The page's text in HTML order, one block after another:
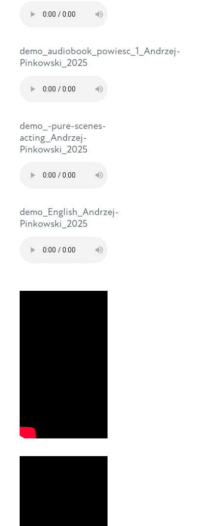
demo_audiobook_powiesc_1_Andrzej-
Pinkowski_2025
demo_-pure-scenes-
acting_Andrzej-
Pinkowski_2025
demo_English_Andrzej-
Pinkowski_2025